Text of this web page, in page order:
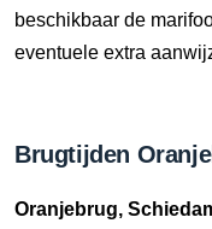
beschikbaar de
eventuele extra
Brugtijden
Oranjebrug,